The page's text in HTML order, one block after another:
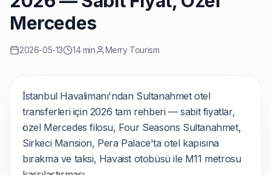
Mercedes
2026-05-13 14 min Merry Tourism
İstanbul Havalimanı'ndan Sultanahmet otel
transferleri için 2026 tam rehberi — sabit fiyatlar,
özel Mercedes filosu, Four Seasons Sultanahmet,
Sirkeci Mansion, Pera Palace'ta otel kapısına
bırakma ve taksi, Havaist otobüsü ile M11 metrosu